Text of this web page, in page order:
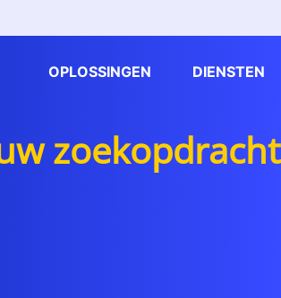
OPLOSSINGEN DIENSTEN
zoekopdracht